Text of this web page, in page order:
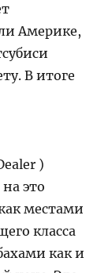
Америке,
В итоге
)
это
местами
класса
как и